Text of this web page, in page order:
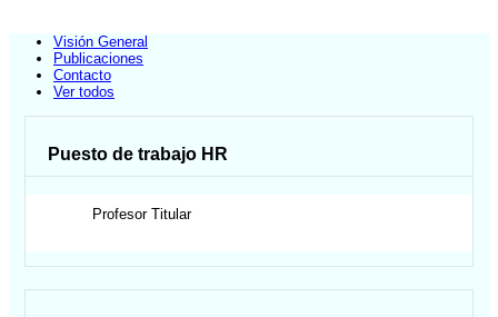
Visión General
Publicaciones
Contacto
Ver todos
Puesto de trabajo HR
Profesor Titular